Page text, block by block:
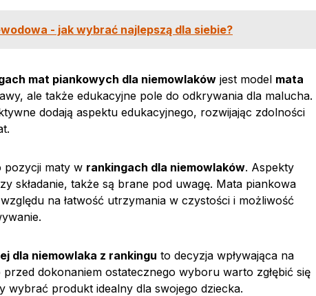
- jak wybrać najlepszą dla siebie?
mat piankowych dla niemowlaków jest model mata
ale także edukacyjne pole do odkrywania dla malucha.
dodają aspektu edukacyjnego, rozwijając zdolności
pozycji maty w rankingach dla niemowlaków. Aspekty
składanie, także są brane pod uwagę. Mata piankowa
na łatwość utrzymania w czystości i możliwość
dla niemowlaka z rankingu to decyzja wpływająca na
dokonaniem ostatecznego wyboru warto zgłębić się
wybrać produkt idealny dla swojego dziecka.